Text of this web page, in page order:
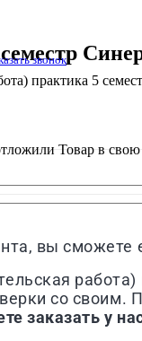
звонок
Товар в свою
практика 5
вы сможете
со своим.
заказать у